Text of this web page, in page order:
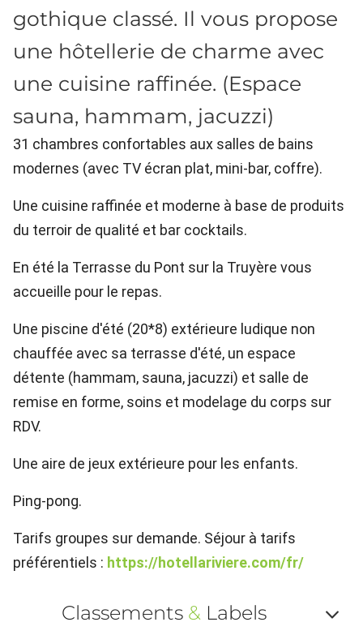
gothique classé. Il vous propose
une hôtellerie de charme avec
une cuisine raffinée. (Espace
sauna, hammam, jacuzzi)
31 chambres confortables aux salles de bains
modernes (avec TV écran plat, mini-bar, coffre).
Une cuisine raffinée et moderne à base de produits
du terroir de qualité et bar cocktails.
En été la Terrasse du Pont sur la Truyère vous
accueille pour le repas.
Une piscine d'été (20*8) extérieure ludique non
chauffée avec sa terrasse d'été, un espace
détente (hammam, sauna, jacuzzi) et salle de
remise en forme, soins et modelage du corps sur
RDV.
Une aire de jeux extérieure pour les enfants.
Ping-pong.
Tarifs groupes sur demande. Séjour à tarifs
préférentiels : https://hotellariviere.com/fr/
Classements &Labels